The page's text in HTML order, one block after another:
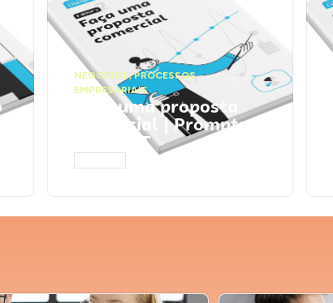
NEGÓCIOS,PROCESSOS
EMPRESARIAIS
Faça uma proposta
comercial | Prompts
ChatGPT